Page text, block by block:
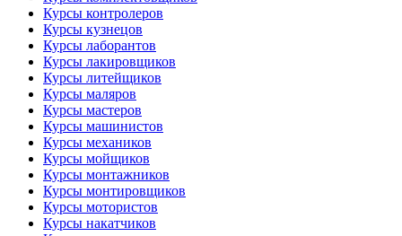
Курсы контролеров
Курсы кузнецов
Курсы лаборантов
Курсы лакировщиков
Курсы литейщиков
Курсы маляров
Курсы мастеров
Курсы машинистов
Курсы механиков
Курсы мойщиков
Курсы монтажников
Курсы монтировщиков
Курсы мотористов
Курсы накатчиков